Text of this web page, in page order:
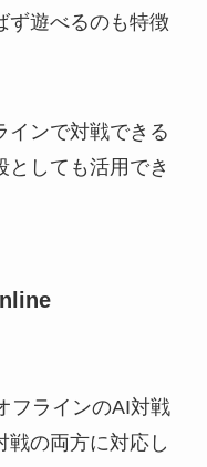
ず遊べるのも特徴
インで対戦できる
としても活用でき
フラインのAI対戦
戦の両方に対応し